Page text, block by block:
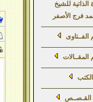
الذاتية للشيخ
فرج الأصفر
الفــتاوى
المقــالات
القـصــص